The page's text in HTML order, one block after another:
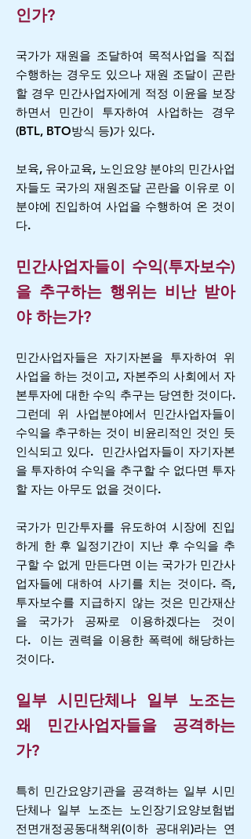
인가?
국가가 재원을 조달하여 목적사업을 직접
수행하는 경우도 있으나 재원 조달이 곤란
할 경우 민간사업자에게 적정 이윤을 보장
하면서 민간이 투자하여 사업하는 경우
(BTL, BTO방식 등)가 있다.
보육, 유아교육, 노인요양 분야의 민간사업
자들도 국가의 재원조달 곤란을 이유로 이
분야에 진입하여 사업을 수행하여 온 것이
다.
민간사업자들이 수익(투자보수)
을 추구하는 행위는 비난 받아
야 하는가?
민간사업자들은 자기자본을 투자하여 위
사업을 하는 것이고, 자본주의 사회에서 자
본투자에 대한 수익 추구는 당연한 것이다.
그런데 위 사업분야에서 민간사업자들이
수익을 추구하는 것이 비윤리적인 것인 듯
인식되고 있다. 민간사업자들이 자기자본
을 투자하여 수익을 추구할 수 없다면 투자
할 자는 아무도 없을 것이다.
국가가 민간투자를 유도하여 시장에 진입
하게 한 후 일정기간이 지난 후 수익을 추
구할 수 없게 만든다면 이는 국가가 민간사
업자들에 대하여 사기를 치는 것이다. 즉,
투자보수를 지급하지 않는 것은 민간재산
을 국가가 공짜로 이용하겠다는 것이
다. 이는 권력을 이용한 폭력에 해당하는
것이다.
일부 시민단체나 일부 노조는
왜 민간사업자들을 공격하는
가?
특히 민간요양기관을 공격하는 일부 시민
단체나 일부 노조는 노인장기요양보험법
전면개정공동대책위(이하 공대위)라는 연